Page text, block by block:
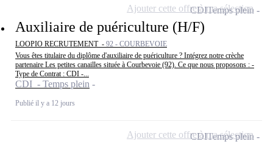
Auxiliaire de puériculture (H/F)
LOOPIO RECRUTEMENT - 92 - COURBEVOIE
Vous êtes titulaire du diplôme d'auxiliaire de puériculture ? Intégrez notre crèche
partenaire Les petites canailles située à Courbevoie (92). Ce que nous proposons : -
Type de Contrat : CDI -...
CDI - Temps plein
Publié il y a 12 jours
CDITemps plein
Ajouter cette offre à ma sélection
CDITemps plein
Ajouter cette offre à ma sélection